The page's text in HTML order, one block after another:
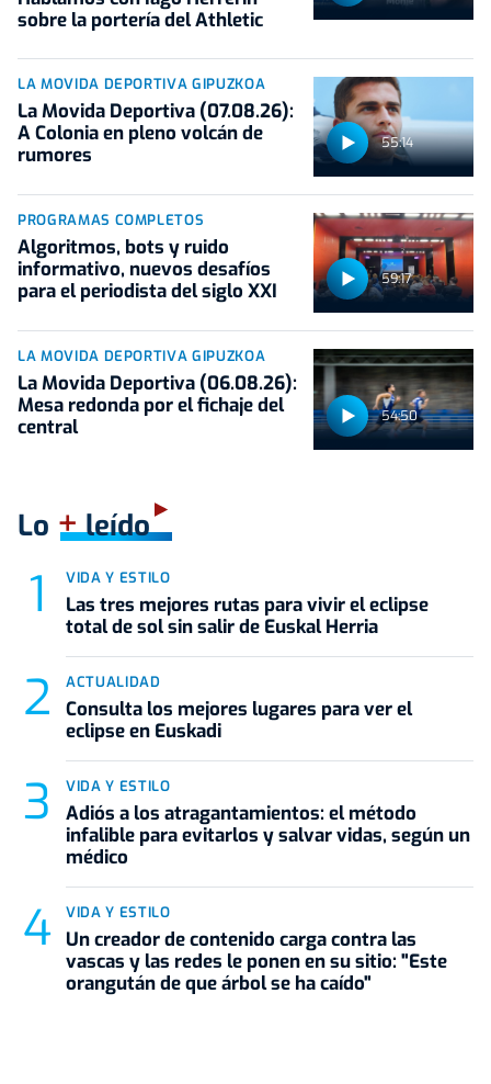
sobre la portería del Athletic
55:14
LA MOVIDA DEPORTIVA GIPUZKOA
La Movida Deportiva (07.08.26):
A Colonia en pleno volcán de
rumores
59:17
PROGRAMAS COMPLETOS
Algoritmos, bots y ruido
informativo, nuevos desafíos
para el periodista del siglo XXI
54:50
LA MOVIDA DEPORTIVA GIPUZKOA
La Movida Deportiva (06.08.26):
Mesa redonda por el fichaje del
central
Lo +leído
VIDA Y ESTILO
Las tres mejores rutas para vivir el eclipse
total de sol sin salir de Euskal Herria
ACTUALIDAD
Consulta los mejores lugares para ver el
eclipse en Euskadi
VIDA Y ESTILO
Adiós a los atragantamientos: el método
infalible para evitarlos y salvar vidas, según un
médico
VIDA Y ESTILO
Un creador de contenido carga contra las
vascas y las redes le ponen en su sitio: "Este
orangután de que árbol se ha caído"